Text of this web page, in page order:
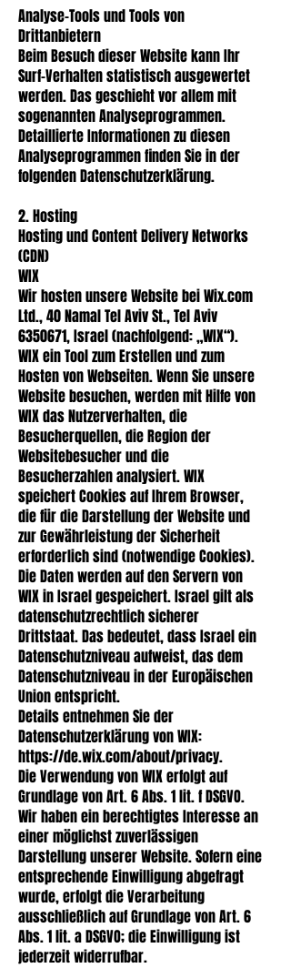
Analyse-Tools und Tools von
Drittanbietern
Beim Besuch dieser Website kann Ihr
Surf-Verhalten statistisch ausgewertet
werden. Das geschieht vor allem mit
sogenannten Analyseprogrammen.
Detaillierte Informationen zu diesen
Analyseprogrammen finden Sie in der
folgenden Datenschutzerklärung.
2. Hosting
Hosting und Content Delivery Networks
(CDN)
WIX
Wir hosten unsere Website bei Wix.com
Ltd., 40 Namal Tel Aviv St., Tel Aviv
6350671, Israel (nachfolgend: „WIX“).
WIX ein Tool zum Erstellen und zum
Hosten von Webseiten. Wenn Sie unsere
Website besuchen, werden mit Hilfe von
WIX das Nutzerverhalten, die
Besucherquellen, die Region der
Websitebesucher und die
Besucherzahlen analysiert. WIX
speichert Cookies auf Ihrem Browser,
die für die Darstellung der Website und
zur Gewährleistung der Sicherheit
erforderlich sind (notwendige Cookies).
Die Daten werden auf den Servern von
WIX in Israel gespeichert. Israel gilt als
datenschutzrechtlich sicherer
Drittstaat. Das bedeutet, dass Israel ein
Datenschutzniveau aufweist, das dem
Datenschutzniveau in der Europäischen
Union entspricht.
Details entnehmen Sie der
Datenschutzerklärung von WIX:
https://de.wix.com/about/privacy.
Die Verwendung von WIX erfolgt auf
Grundlage von Art. 6 Abs. 1 lit. f DSGVO.
Wir haben ein berechtigtes Interesse an
einer möglichst zuverlässigen
Darstellung unserer Website. Sofern eine
entsprechende Einwilligung abgefragt
wurde, erfolgt die Verarbeitung
ausschließlich auf Grundlage von Art. 6
Abs. 1 lit. a DSGVO; die Einwilligung ist
jederzeit widerrufbar.